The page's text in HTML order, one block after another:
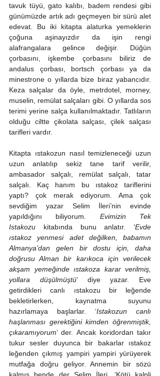
tavuk tüyü, gato kalıbı, badem rendesi gibi
günümüzde artık adı geçmeyen bir sürü alet
edevat. Bu iki kitapta alaturka yemeklerin
çoğuna aşinayızdır da işin rengi
alafrangalara gelince değişir. Düğün
çorbasını, işkembe çorbasını biliriz de
andalus çorbası, bortsch çorbası ya da
minestrone o yıllarda bize biraz yabancıdır.
Keza salçalar da öyle, metrdotel, morney,
muselin, remülat salçaları gibi. O yıllarda sos
terimi yerine salça kullanılmaktadır. Tatlıların
olduğu ciltte çikolata salçası, çilek salçası
tarifleri vardır.
Kitapta ıstakozun nasıl temizleneceği uzun
uzun anlatılıp sekiz tane tarif verilir,
ambasador salçalı, remülat salçalı, tatar
salçalı. Kaç hanım bu ıstakoz tariflerini
yaptı? çok merak ediyorum. Ama çok
sevdiğim yazar Selim İleri’nin evinde
yapıldığını biliyorum. Evimizin Tek
Istakozu kitabında bunu anlatır. ‘Evde
ıstakoz yenmesi adet değilken, babamın
Almanya’dan gelen bir dostu için, daha
doğrusu Alman bir karıkoca için verilecek
akşam yemeğinde ıstakoza karar verilmiş,
yollara düşülmüştü’ diye yazar. Eve
getirdikleri canlı ıstakozu bir leğende
bekletirlerken, kaynatma suyunu
hazırlamaya başlarlar. ‘Istakozun canlı
haşlanması gerektiğini kimden öğrenmiştik,
çıkaramıyorum’ der. Ancak koridordan takır
tukur sesler duyunca bir bakarlar ıstakoz
leğenden çıkmış yampiri yampiri yürüyerek
mutfağa doğru geliyor. Annemin bir sözü